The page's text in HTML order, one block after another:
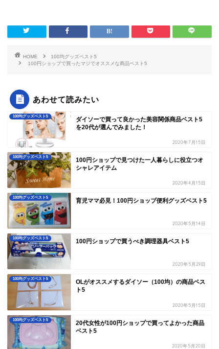
HOME
100均グッズベスト5
100円ショップで買ったマジでオススメな商品ベスト5
あわせて読みたい
100均グッズベスト5
ダイソーで買って良かった美容関係商品ベスト5
を20代が選んでみました！
2020年7月15日
100均グッズベスト5
100円ショップで見つけた一人暮らしに役立つオ
シャレアイテム
2020年4月15日
100均グッズベスト5 育児ママ必見！100円ショップ便利グッズベスト5
2020年5月14日
100均グッズベスト5 100円ショップで買うべき調理器具ベスト5
2020年5月29日
100均グッズベスト5
OLがオススメするダイソー（100均）の商品ベス
ト5
2020年5月15日
100均グッズベスト5
20代女性が100円ショップで買ってよかった商品
ベスト5
2020年5月20日